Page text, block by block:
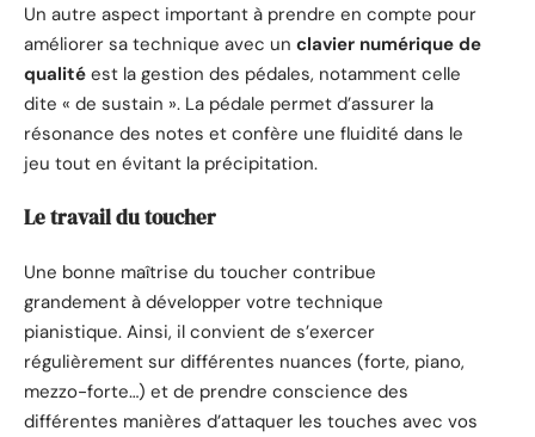
Un autre aspect important à prendre en compte pour
améliorer sa technique avec un clavier numérique de
qualité est la gestion des pédales, notamment celle
dite « de sustain ». La pédale permet d’assurer la
résonance des notes et confère une fluidité dans le
jeu tout en évitant la précipitation.
Le travail du toucher
Une bonne maîtrise du toucher contribue
grandement à développer votre technique
pianistique. Ainsi, il convient de s’exercer
régulièrement sur différentes nuances (forte, piano,
mezzo-forte…) et de prendre conscience des
différentes manières d’attaquer les touches avec vos